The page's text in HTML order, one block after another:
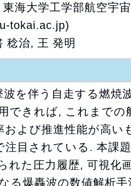
海大学工学部航空宇
tokai.ac.jp)
稔治, 王 発明
波を伴う自走する燃焼
できれば, これまでの
および推進性能が高い
注目されている. 本課
れた圧力履歴, 可視化
る爆轟波の数値解析